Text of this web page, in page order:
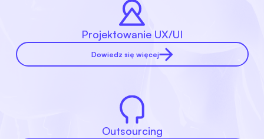
Projektowanie UX/UI
Dowiedz się więcej
Outsourcing